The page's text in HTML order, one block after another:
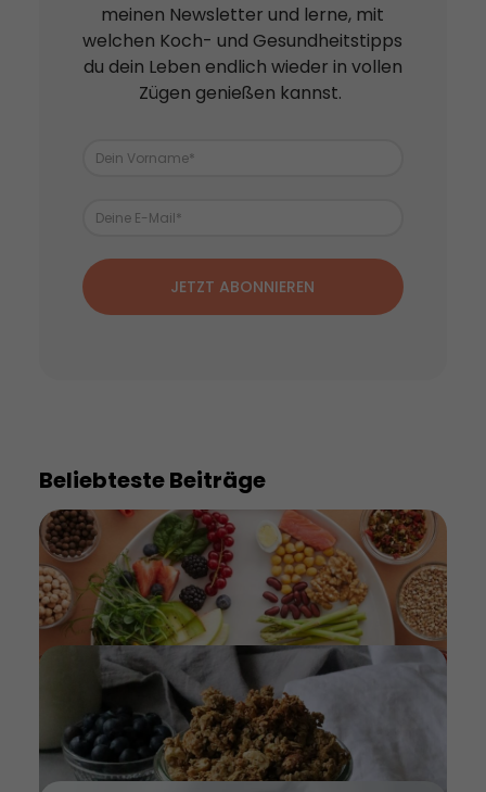
meinen Newsletter und lerne, mit
welchen Koch- und Gesundheitstipps
du dein Leben endlich wieder in vollen
Zügen genießen kannst.
JETZT ABONNIEREN
Beliebteste Beiträge